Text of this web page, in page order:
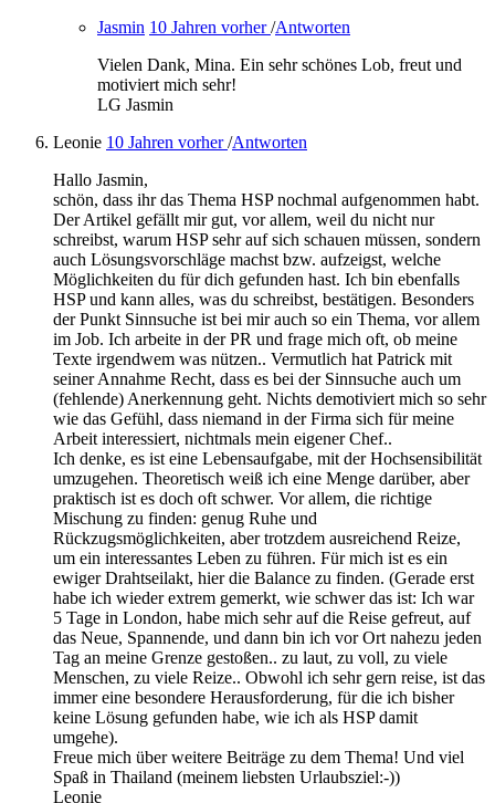
Jasmin 10 Jahren vorher/Antworten
Vielen Dank, Mina. Ein sehr schönes Lob, freut und
motiviert mich sehr!
LG Jasmin
Leonie 10 Jahren vorher/Antworten
Hallo Jasmin,
schön, dass ihr das Thema HSP nochmal aufgenommen habt.
Der Artikel gefällt mir gut, vor allem, weil du nicht nur
schreibst, warum HSP sehr auf sich schauen müssen, sondern
auch Lösungsvorschläge machst bzw. aufzeigst, welche
Möglichkeiten du für dich gefunden hast. Ich bin ebenfalls
HSP und kann alles, was du schreibst, bestätigen. Besonders
der Punkt Sinnsuche ist bei mir auch so ein Thema, vor allem
im Job. Ich arbeite in der PR und frage mich oft, ob meine
Texte irgendwem was nützen.. Vermutlich hat Patrick mit
seiner Annahme Recht, dass es bei der Sinnsuche auch um
(fehlende) Anerkennung geht. Nichts demotiviert mich so sehr
wie das Gefühl, dass niemand in der Firma sich für meine
Arbeit interessiert, nichtmals mein eigener Chef..
Ich denke, es ist eine Lebensaufgabe, mit der Hochsensibilität
umzugehen. Theoretisch weiß ich eine Menge darüber, aber
praktisch ist es doch oft schwer. Vor allem, die richtige
Mischung zu finden: genug Ruhe und
Rückzugsmöglichkeiten, aber trotzdem ausreichend Reize,
um ein interessantes Leben zu führen. Für mich ist es ein
ewiger Drahtseilakt, hier die Balance zu finden. (Gerade erst
habe ich wieder extrem gemerkt, wie schwer das ist: Ich war
5 Tage in London, habe mich sehr auf die Reise gefreut, auf
das Neue, Spannende, und dann bin ich vor Ort nahezu jeden
Tag an meine Grenze gestoßen.. zu laut, zu voll, zu viele
Menschen, zu viele Reize.. Obwohl ich sehr gern reise, ist das
immer eine besondere Herausforderung, für die ich bisher
keine Lösung gefunden habe, wie ich als HSP damit
umgehe).
Freue mich über weitere Beiträge zu dem Thema! Und viel
Spaß in Thailand (meinem liebsten Urlaubsziel:-))
Leonie